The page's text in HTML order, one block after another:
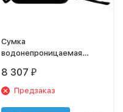
Сумка
водонепроницаемая
black
8 307 ₽
Предзаказ